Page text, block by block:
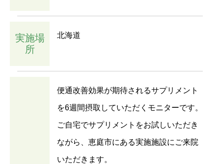
実施場
所
北海道
便通改善効果が期待されるサプリメント
を6週間摂取していただくモニターです。
ご自宅でサプリメントをお試しいただき
ながら、恵庭市にある実施施設にご来院
いただきます。